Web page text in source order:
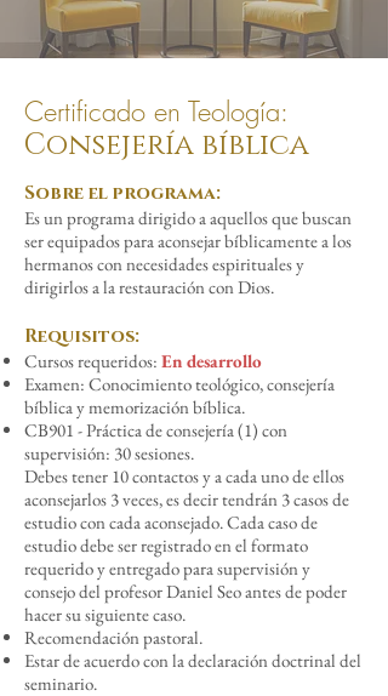
Certificado en Teología:
Consejería bíblica
Sobre el programa:
Es un programa dirigido a aquellos que buscan
ser equipados para aconsejar bíblicamente a los
hermanos con necesidades espirituales y
dirigirlos a la restauración con Dios.
Requisitos:
Cursos requeridos: En desarrollo
Examen: Conocimiento teológico, consejería
bíblica y memorización bíblica.
CB901 - Práctica de consejería (1) con
supervisión: 30 sesiones.
Debes tener 10 contactos y a cada uno de ellos
aconsejarlos 3 veces, es decir tendrán 3 casos de
estudio con cada aconsejado. Cada caso de
estudio debe ser registrado en el formato
requerido y entregado para supervisión y
consejo del profesor Daniel Seo antes de poder
hacer su siguiente caso.
Recomendación pastoral.
Estar de acuerdo con la declaración doctrinal del
seminario.